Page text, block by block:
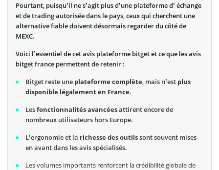
Pourtant, puisqu’il ne s’agit plus d’une plateforme d’ échange
et de trading autorisée dans le pays, ceux qui cherchent une
alternative fiable doivent désormais regarder du côté de
MEXC.
Voici l’essentiel de cet avis plateforme bitget et ce que les avis
bitget france permettent de retenir :
Bitget reste une plateforme complète, mais n’est plus
disponible légalement en France.
Lesfonctionnalités avancéesattirent encore de
nombreux utilisateurs hors Europe.
L’ergonomie et la richesse des outilssont souvent mises
en avant dans les avis spécialisés.
Les volumes importants renforcent la crédibilité globale de